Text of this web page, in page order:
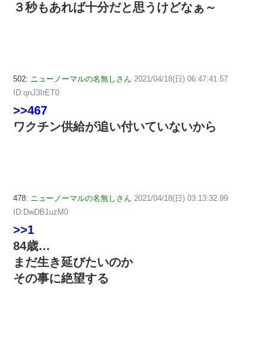
３秒もあれば十分だと思うけどなぁ～
502: ニューノーマルの名無しさん 2021/04/18(日) 06:47:41.57
ID:qnJ3IrET0
>>467
ワクチン供給が追い付いていないから
478: ニューノーマルの名無しさん 2021/04/18(日) 03:13:32.99
ID:DwDB1uzM0
>>1
84歳…
まだ生き延びたいのか
その事に絶望する